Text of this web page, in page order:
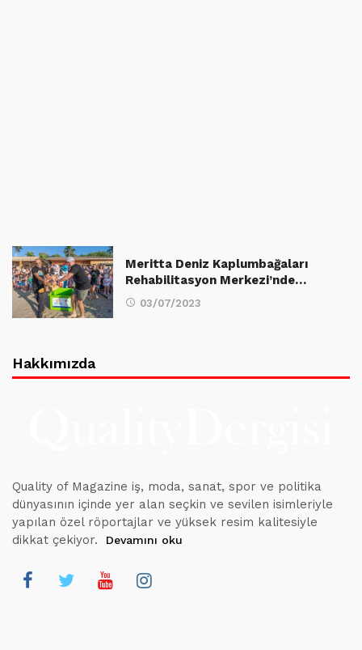
Meritta Deniz Kaplumbağaları
Rehabilitasyon Merkezi’nde…
03/07/2023
Hakkımızda
Quality of Magazine iş, moda, sanat, spor ve politika
dünyasının içinde yer alan seçkin ve sevilen isimleriyle
yapılan özel röportajlar ve yüksek resim kalitesiyle
dikkat çekiyor.
Devamını oku